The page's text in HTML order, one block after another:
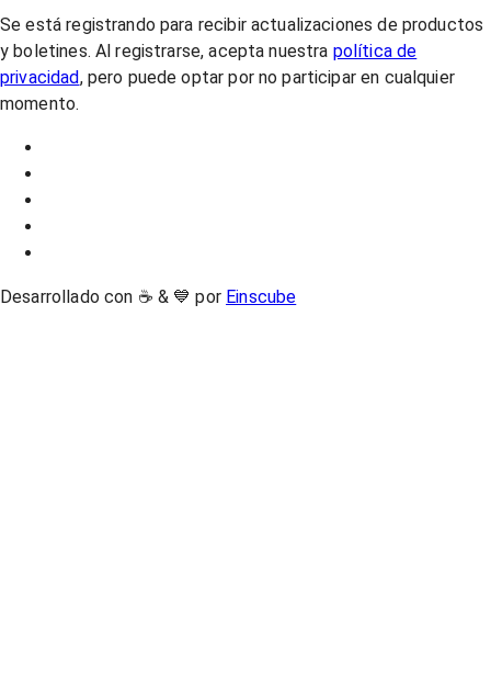
Se está registrando para recibir actualizaciones de productos
y boletines. Al registrarse, acepta nuestra política de
privacidad, pero puede optar por no participar en cualquier
momento.
Desarrollado con ☕ & 💙 por Einscube